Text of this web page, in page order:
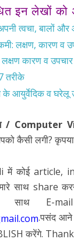
इन लेखों
त्वचा, बालों
लक्षण, कारण व
कारण व उपचार
तरीके
के आयुर्वेदिक व घरेलू
/ Computer
कैसी लगी?
में कोई article,
साथ share
साथ E-
.पसंद आने
करेंगे.